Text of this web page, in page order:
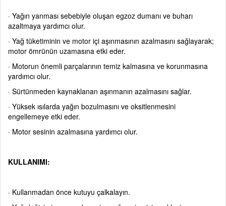
· Yağın yanması sebebiyle oluşan egzoz dumanı ve buharı
azaltmaya yardımcı olur.
· Yağ tüketiminin ve motor içi aşınmasının azalmasını sağlayarak;
motor ömrünün uzamasına etki eder.
· Motorun önemli parçalarının temiz kalmasına ve korunmasına
yardımcı olur.
· Sürtünmeden kaynaklanan aşınmanın azalmasını sağlar.
· Yüksek ısılarda yağın bozulmasını ve oksitlenmesini
engellemeye etki eder.
· Motor sesinin azalmasına yardımcı olur.
KULLANIMI:
· Kullanmadan önce kutuyu çalkalayın.